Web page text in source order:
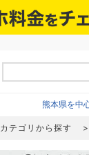
熊本県を中
カテゴリから探す